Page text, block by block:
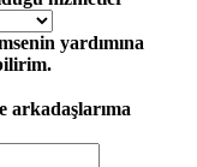
yardımına
arkadaşlarıma